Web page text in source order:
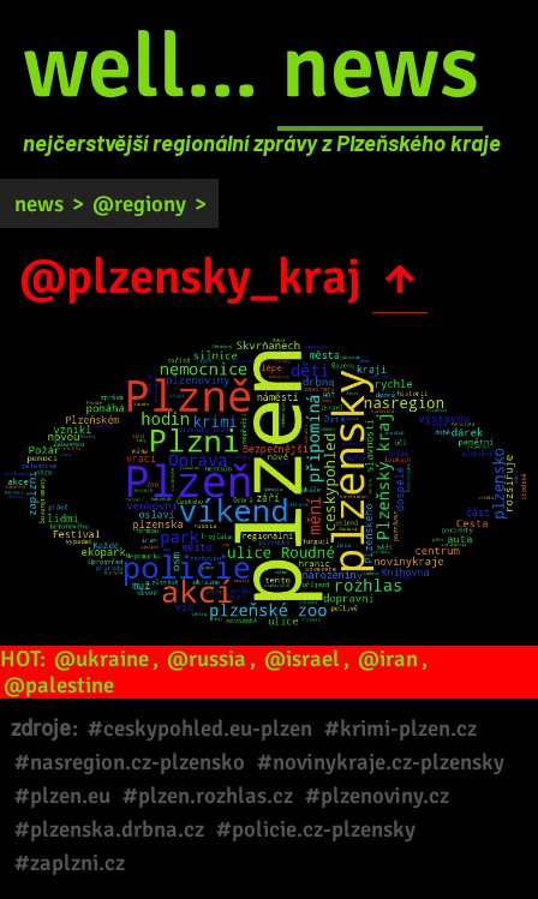
well... news
nejčerstvější regionální zprávy z Plzeňského kraje
news > @regiony >
@plzensky_kraj ↑
HOT: @ukraine, @russia , @israel , @iran,
@palestine
zdroje: #ceskypohled.eu-plzen #krimi-plzen.cz
#nasregion.cz-plzensko #novinykraje.cz-plzensky
#plzen.eu #plzen.rozhlas.cz #plzenoviny.cz
#plzenska.drbna.cz #policie.cz-plzensky
#zaplzni.cz